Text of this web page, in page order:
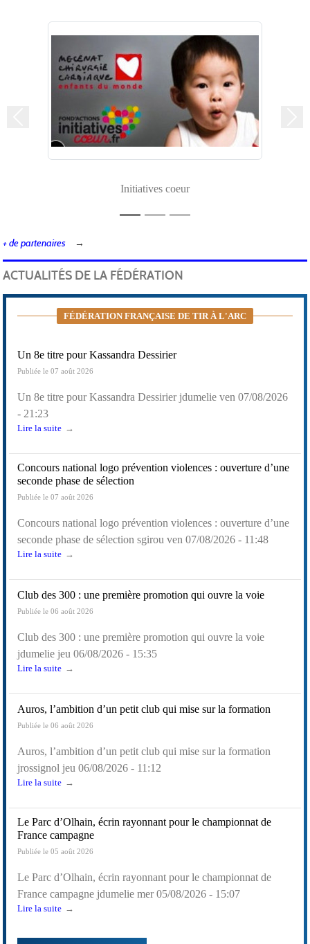
Initiatives coeur
Précedent
+ de partenaires
ACTUALITÉS DE LA FÉDÉRATION
FÉDÉRATION FRANÇAISE DE TIR À L'ARC
Un 8e titre pour Kassandra Dessirier
Publiée le 07 août 2026
Un 8e titre pour Kassandra Dessirier jdumelie ven 07/08/2026
- 21:23
Lire la suite
Concours national logo prévention violences : ouverture d’une
seconde phase de sélection
Publiée le 07 août 2026
Concours national logo prévention violences : ouverture d’une
seconde phase de sélection sgirou ven 07/08/2026 - 11:48
Lire la suite
Club des 300 : une première promotion qui ouvre la voie
Publiée le 06 août 2026
Club des 300 : une première promotion qui ouvre la voie
jdumelie jeu 06/08/2026 - 15:35
Lire la suite
Auros, l’ambition d’un petit club qui mise sur la formation
Publiée le 06 août 2026
Auros, l’ambition d’un petit club qui mise sur la formation
jrossignol jeu 06/08/2026 - 11:12
Lire la suite
Le Parc d’Olhain, écrin rayonnant pour le championnat de
France campagne
Publiée le 05 août 2026
Le Parc d’Olhain, écrin rayonnant pour le championnat de
France campagne jdumelie mer 05/08/2026 - 15:07
Lire la suite